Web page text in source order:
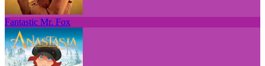
Fantastic Mr. Fox